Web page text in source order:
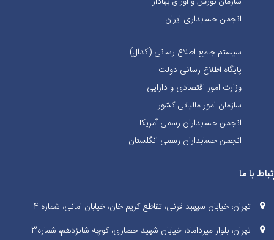
انجمن حسابداری ایران
سیستم جامع اطلاع رسانی (کدال)
پایگاه اطلاع رسانی دولت
وزارت امور اقتصادی و دارایی
سازمان امور مالیاتی کشور
انجمن حسابداران رسمی آمریکا
انجمن حسابداران رسمی انگلستان
با ما
تهران، خیابان سپهبد قرنی، تقاطع کریم خان، خیابان امانی، شماره 4
تهران، بلوار میرداماد، خیابان شهید حصاری، کوچه شانزدهم، شماره3